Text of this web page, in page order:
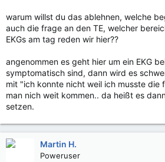
warum willst du das ablehnen, welche
auch die frage an den TE, welcher
EKGs am tag reden wir hier??
angenommen es geht hier um ein EKG
symptomatisch sind, dann wird es
mit "ich konnte nicht weil ich musste die
man nich weit kommen.. da heißt es
setzen.
Martin H.
Poweruser